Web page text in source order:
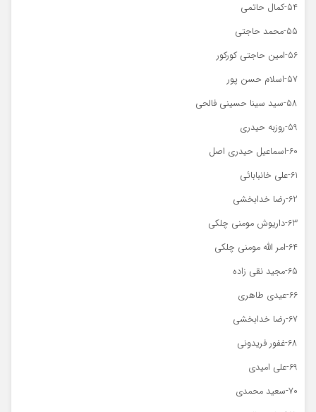
54-کمال حاتمی
55-محمد حاجتی
56-امین حاجتی کورکور
57-اسلام حسن پور
58-سید سینا حسینی فالحی
59-روزبه حیدری
60-اسماعیل حیدری اصل
61-علی خانبابائی
62-رضا خدابخشی
63-داریوش مومنی چلکی
64-امر الله مومنی چلکی
65-مجید نقی زاده
66-عیدی طاهری
67-رضا خدابخشی
68-غفور فریدونی
69-علی امیدی
70-سعید محمدی